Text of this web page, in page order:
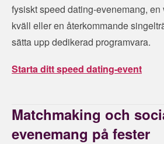
fysiskt speed dating-evenemang,
kväll eller en återkommande
sätta upp dedikerad programvara.
Starta ditt speed dating-event
Matchmaking och
evenemang på fester